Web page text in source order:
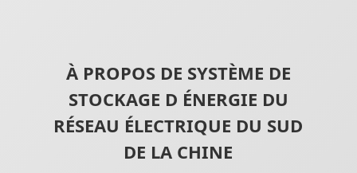
À PROPOS DE SYSTÈME DE
STOCKAGE D ÉNERGIE DU
RÉSEAU ÉLECTRIQUE DU SUD
DE LA CHINE